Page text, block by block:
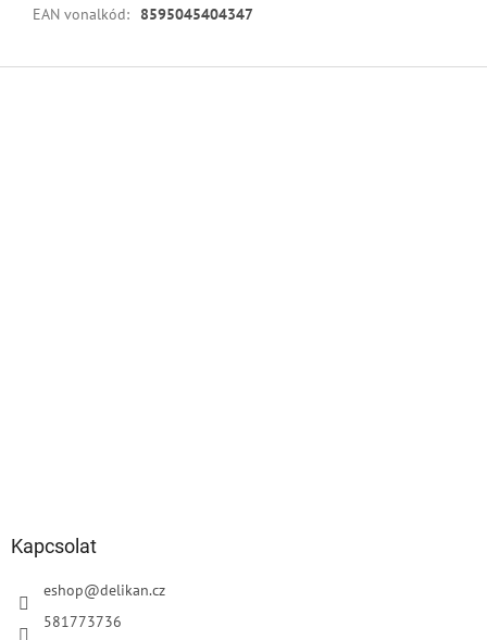
EAN vonalkód: 8595045404347
Kapcsolat
eshop@delikan.cz
581773736